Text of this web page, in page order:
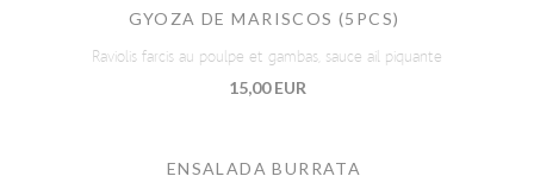
GYOZA DE MARISCOS (5PCS)
Raviolis farcis au poulpe et gambas, sauce ail piquante
15,00 EUR
ENSALADA BURRATA